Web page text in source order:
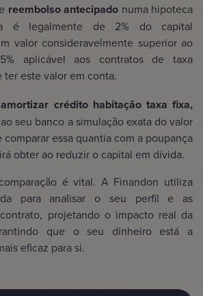
reembolso antecipado numa hipoteca
é legalmente de 2% do capital
valor consideravelmente superior ao
aplicável aos contratos de taxa
ter este valor em conta.
amortizar crédito habitação taxa fixa,
seu banco a simulação exata do valor
comparar essa quantia com a poupança
obter ao reduzir o capital em dívida.
é vital. A Finandon utiliza
para analisar o seu perfil e as
projetando o impacto real da
que o seu dinheiro está a
eficaz para si.